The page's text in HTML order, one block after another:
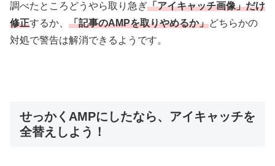
調べたところどうやら取り急ぎ「アイキャッチ画像」だけ
修正するか、 「記事のAMPを取りやめるか」どちらかの
対処で警告は解消できるようです。
せっかくAMPにしたなら、アイキャッチを
全替えしよう！